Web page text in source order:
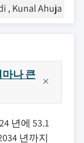
, Kunal Ahuja
나 큰
년에 53.1
년까지